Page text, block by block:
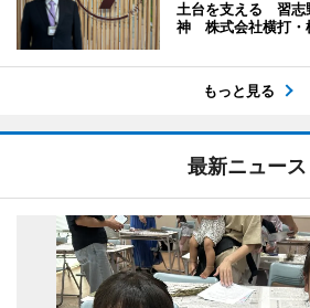
土台を支える 習志
神 株式会社横打・
もっと見る
最新ニュース